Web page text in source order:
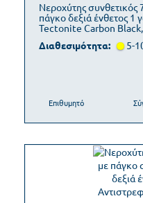
Νεροχύτης
πάγκο δεξιά ένθετος 1
Tectonite Carbon
Διαθεσιμότητα: 5-
Επιθυμητό